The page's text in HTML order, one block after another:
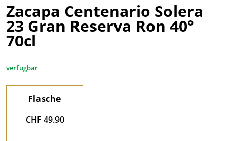
Zacapa Centenario Solera
23 Gran Reserva Ron 40°
70cl
verfügbar
Flasche
CHF 49.90